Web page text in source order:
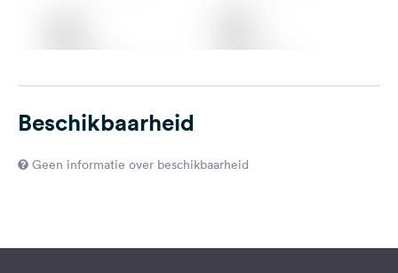
Beschikbaarheid
Geen informatie over beschikbaarheid